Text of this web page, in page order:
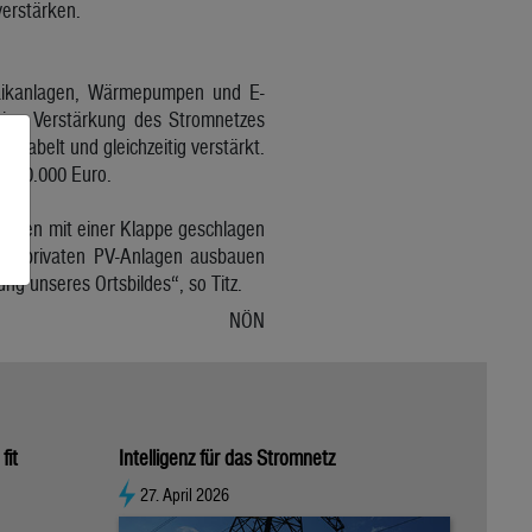
Wärmepumpen und E-
Verstärkung des Stromnetzes
und gleichzeitig verstärkt.
Euro.
mit einer Klappe geschlagen
privaten PV-Anlagen ausbauen
unseres Ortsbildes“, so Titz.
NÖN
fit
Intelligenz für das Stromnetz
27. April 2026